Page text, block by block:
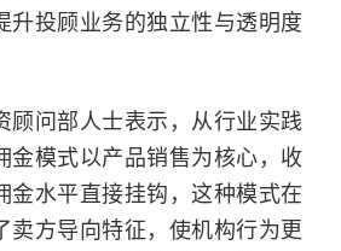
升投顾业务的独立性与透明度
顾问部人士表示，从行业实践
金模式以产品销售为核心，收
金水平直接挂钩，这种模式在
卖方导向特征，使机构行为更